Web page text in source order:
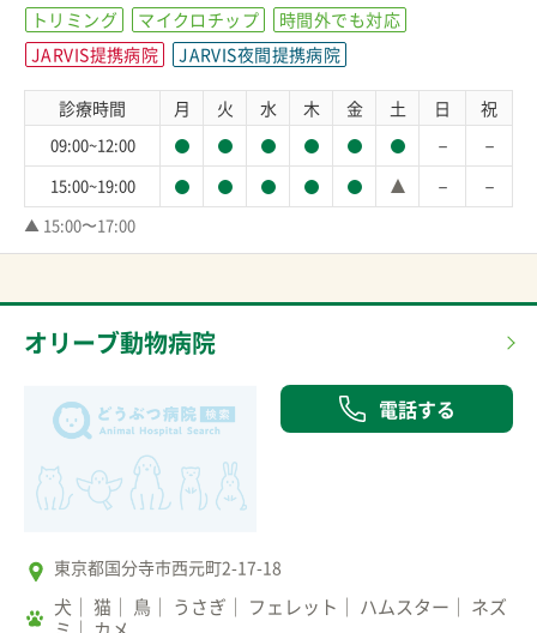
トリミング マイクロチップ
時間外でも対応
JARVIS提携病院
JARVIS夜間提携病院
診療時間 月 火 水 木 金 土 日 祝
09:00~12:00 － －
15:00~19:00 － －
▲ 15:00〜17:00
オリーブ動物病院
電話する
東京都国分寺市西元町2-17-18
犬 猫 鳥 うさぎ フェレット ハムスター
ネズ